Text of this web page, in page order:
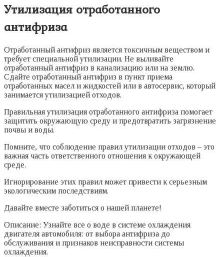
Утилизация отработанного
антифриза
Отработанный антифриз является токсичным веществом и
требует специальной утилизации. Не выливайте
отработанный антифриз в канализацию или на землю.
Сдайте отработанный антифриз в пункт приема
отработанных масел и жидкостей или в автосервис, который
занимается утилизацией отходов.
Правильная утилизация отработанного антифриза помогает
защитить окружающую среду и предотвратить загрязнение
почвы и воды.
Помните, что соблюдение правил утилизации отходов – это
важная часть ответственного отношения к окружающей
среде.
Игнорирование этих правил может привести к серьезным
экологическим последствиям.
Давайте вместе заботиться о нашей планете!
Описание: Узнайте все о воде в системе охлаждения
двигателя автомобиля: от выбора антифриза до
обслуживания и признаков неисправности системы
охлаждения.